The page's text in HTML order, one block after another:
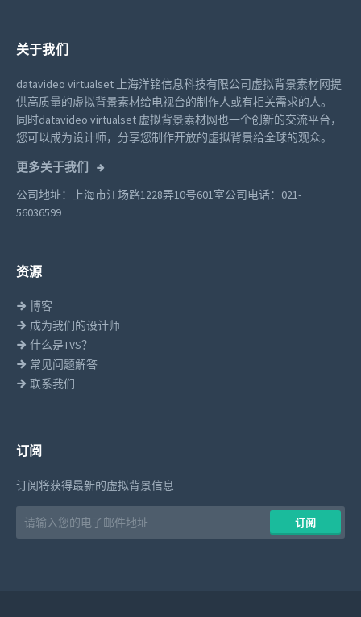
关于我们
datavideo virtualset 上海洋铭信息科技有限公司虚拟背景素材网提
供高质量的虚拟背景素材给电视台的制作人或有相关需求的人。
同时datavideo virtualset 虚拟背景素材网也一个创新的交流平台，
您可以成为设计师，分享您制作开放的虚拟背景给全球的观众。
更多关于我们
公司地址：上海市江场路1228弄10号601室公司电话：021-
56036599
资源
博客
成为我们的设计师
什么是TVS？
常见问题解答
联系我们
订阅
订阅将获得最新的虚拟背景信息
Email
address
​​订阅